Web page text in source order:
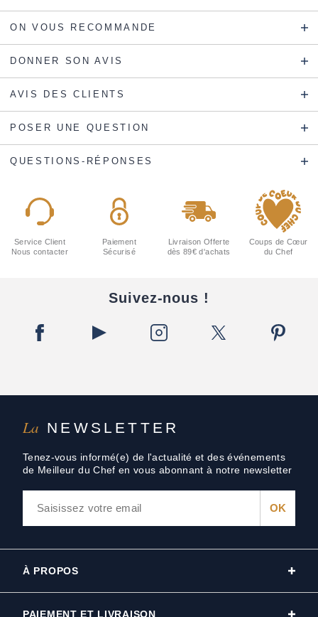
ON VOUS RECOMMANDE
DONNER SON AVIS
AVIS DES CLIENTS
POSER UNE QUESTION
QUESTIONS-RÉPONSES
La NEWSLETTER
Tenez-vous informé(e) de l'actualité et des événements
de Meilleur du Chef en vous abonnant à notre newsletter
Service Client
Nous contacter
Paiement
Sécurisé
Livraison Offerte
dès 89€ d'achats
Coups de Cœur
du Chef
Suivez-nous !
À PROPOS
PAIEMENT ET LIVRAISON